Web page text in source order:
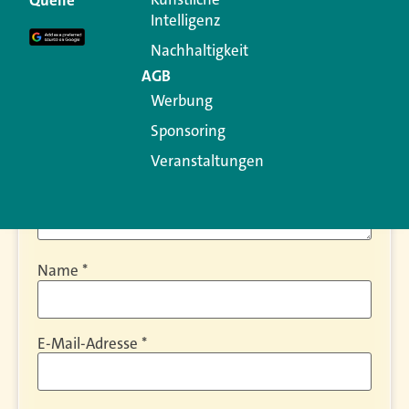
Kommentar
Name *
E-Mail-Adresse *
Intelligenz
Nachhaltigkeit
AGB
Werbung
Sponsoring
Veranstaltungen